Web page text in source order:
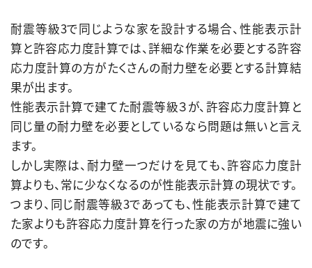
耐震等級3で同じような家を設計する場合、性能表示計
算と許容応力度計算では、詳細な作業を必要とする許容
応力度計算の方がたくさんの耐力壁を必要とする計算結
果が出ます。
性能表示計算で建てた耐震等級３が、許容応力度計算と
同じ量の耐力壁を必要としているなら問題は無いと言え
ます。
しかし実際は、耐力壁一つだけを見ても、許容応力度計
算よりも、常に少なくなるのが性能表示計算の現状です。
つまり、同じ耐震等級3であっても、性能表示計算で建て
た家よりも許容応力度計算を行った家の方が地震に強い
のです。